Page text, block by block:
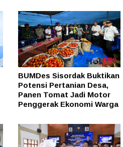
BUMDes Sisordak Buktikan
Potensi Pertanian Desa,
Panen Tomat Jadi Motor
Penggerak Ekonomi Warga